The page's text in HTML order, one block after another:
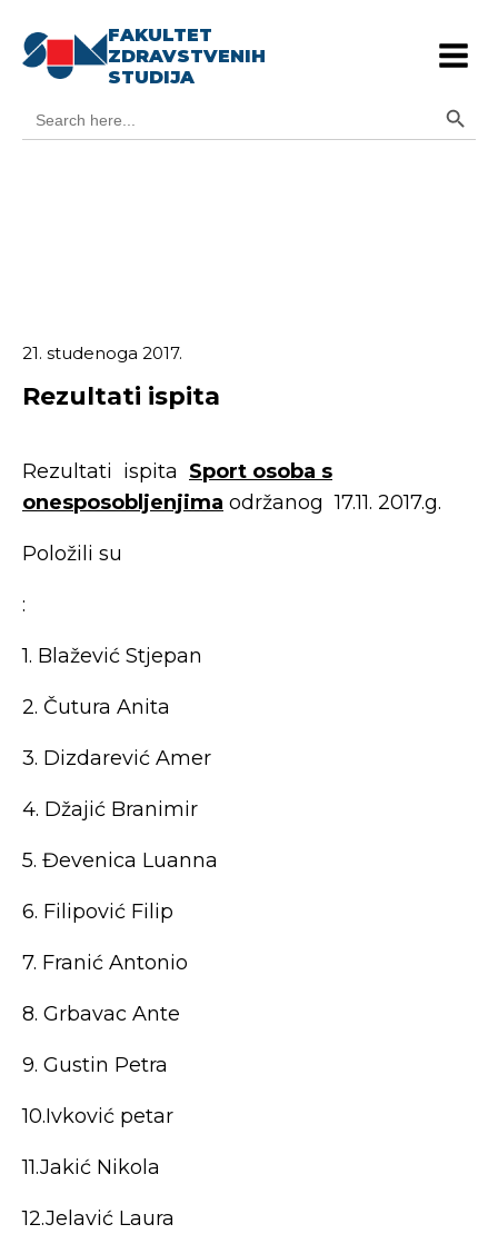
FAKULTET
ZDRAVSTVENIH
STUDIJA
for:
21. studenoga 2017.
Rezultati ispita
Rezultati ispita Sport osoba s
onesposobljenjima održanog 17.11. 2017.g.
Položili su
:
1. Blažević Stjepan
2. Čutura Anita
3. Dizdarević Amer
4. Džajić Branimir
5. Đevenica Luanna
6. Filipović Filip
7. Franić Antonio
8. Grbavac Ante
9. Gustin Petra
10.Ivković petar
11.Jakić Nikola
12.Jelavić Laura